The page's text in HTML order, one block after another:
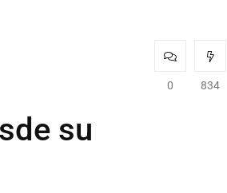
0 834
su